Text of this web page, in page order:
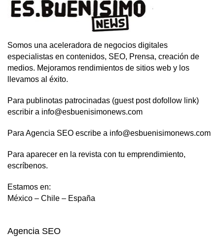
Somos una aceleradora de negocios digitales
especialistas en contenidos, SEO, Prensa, creación de
medios. Mejoramos rendimientos de sitios web y los
llevamos al éxito.
Para publinotas patrocinadas (guest post dofollow link)
escribir a info@esbuenisimonews.com
Para Agencia SEO escribe a info@esbuenisimonews.com
Para aparecer en la revista con tu emprendimiento,
escríbenos.
Estamos en:
México – Chile – España
Agencia SEO